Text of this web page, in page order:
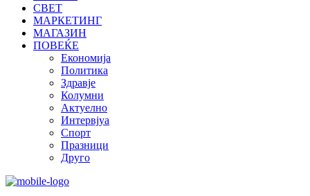
СВЕТ
МАРКЕТИНГ
МАГАЗИН
ПОВЕЌЕ
Економија
Политика
Здравје
Колумни
Актуелно
Интервјуа
Спорт
Празници
Друго